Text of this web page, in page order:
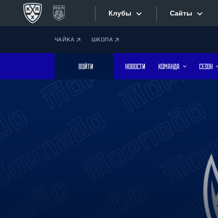
Клубы
Дивизион Боброва
Лада
Сайты
Текстовые
Фотобанк
ЧАЙКА ШКОЛА
ВОЙТИ НОВОСТИ КОМАНДА СЕЗОН